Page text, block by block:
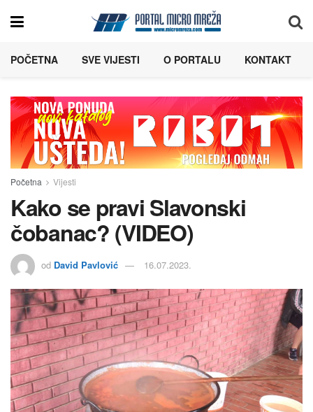
POČETNA SVE VIJESTI O PORTALU KONTAKT
Početna Vijesti
Kako se pravi Slavonski
čobanac? (VIDEO)
od David Pavlović 16.07.2023.